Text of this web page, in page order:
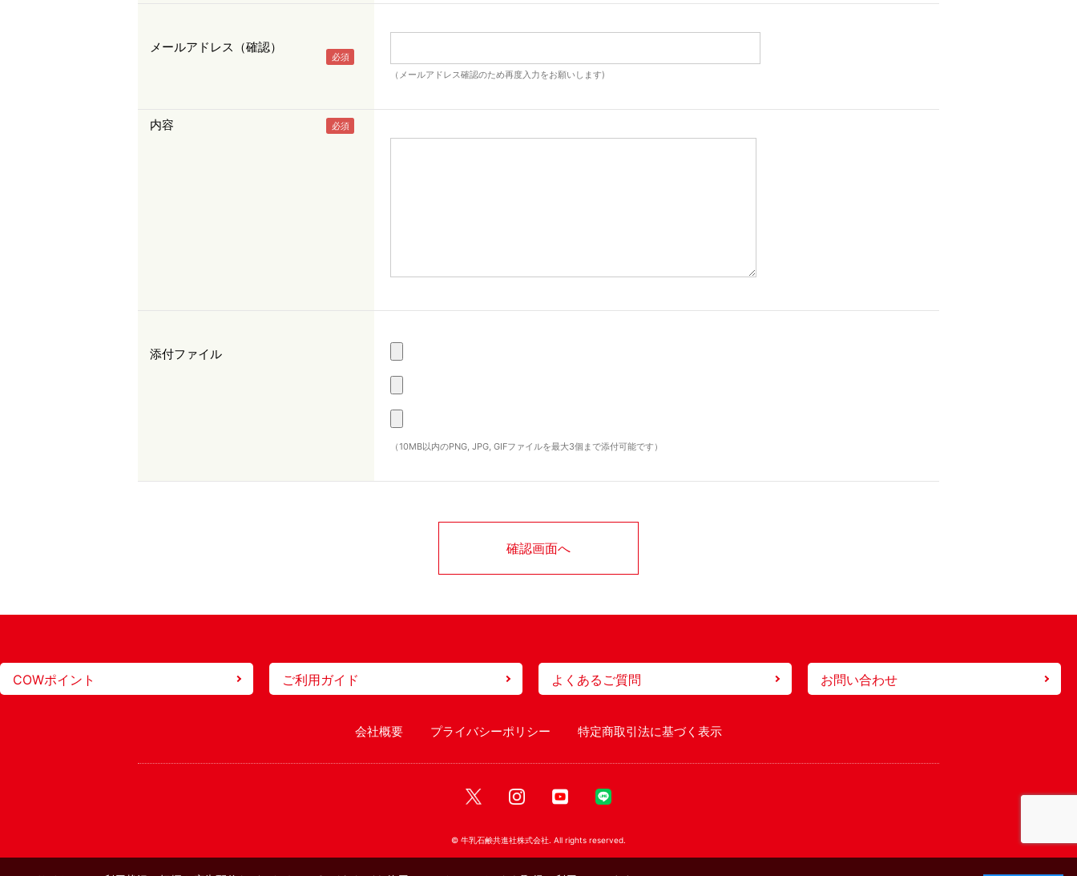
メールアドレス（確認）
（メールアドレス確認のため再度入力をお願いします)
内容
添付ファイル
（10MB以内のPNG, JPG, GIFファイルを最大3個まで添付可能です）
COWポイント ご利用ガイド よくあるご質問 お問い合わせ
会社概要 プライバシーポリシー 特定商取引法に基づく表示
Instagram
© 牛乳石鹸共進社株式会社. All rights reserved.